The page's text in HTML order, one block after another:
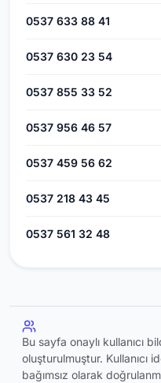
0537 633 88 41
0537 630 23 54
0537 855 33 52
0537 956 46 57
0537 459 56 62
0537 218 43 45
0537 561 32 48
Bu sayfa onaylı kullanıcı
oluşturulmuştur. Kullanıcı
bağımsız olarak